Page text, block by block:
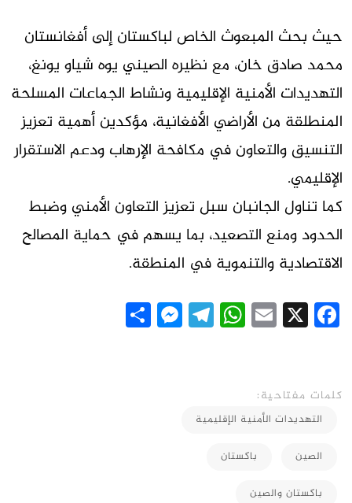
حيث بحث المبعوث الخاص لباكستان إلى أفغانستان
محمد صادق خان، مع نظيره الصيني يوه شياو يونغ،
التهديدات الأمنية الإقليمية ونشاط الجماعات المسلحة
المنطلقة من الأراضي الأفغانية، مؤكدين أهمية تعزيز
التنسيق والتعاون في مكافحة الإرهاب ودعم الاستقرار
الإقليمي.
كما تناول الجانبان سبل تعزيز التعاون الأمني وضبط
الحدود ومنع التصعيد، بما يسهم في حماية المصالح
الاقتصادية والتنموية في المنطقة.
Facebook
X
Email
WhatsApp
Telegram
Messenger
كلمات مفتاحية:
التهديدات الأمنية الإقليمية
الصين باكستان
باكستان والصين